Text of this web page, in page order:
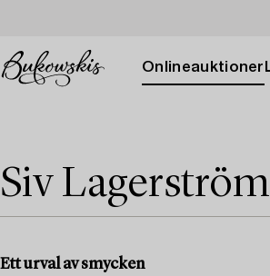
Onlineauktioner
Siv
Ett urval av smycken